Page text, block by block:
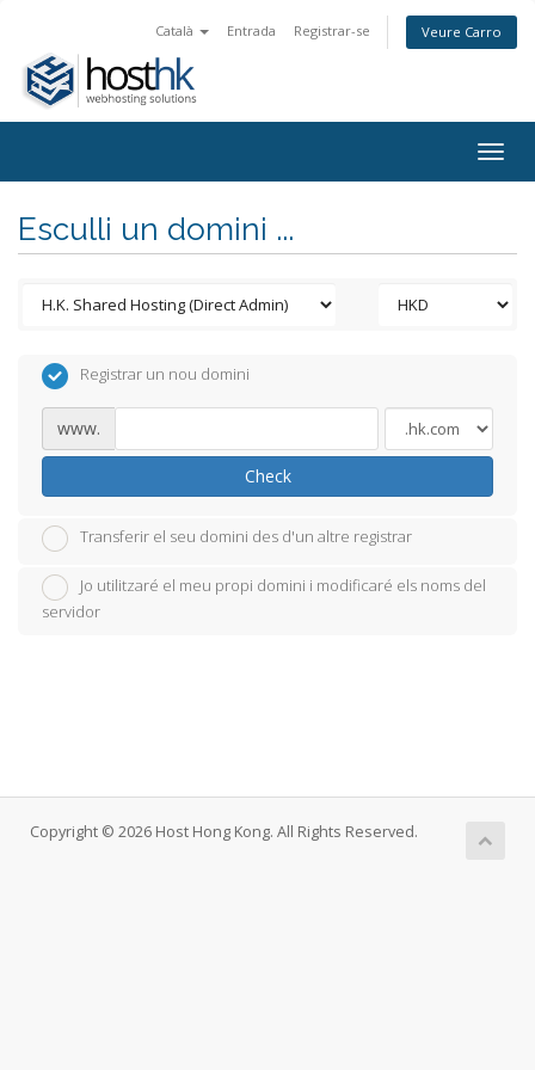
Català Entrada Registrar-se Veure Carro
Esculli un domini ...
Registrar un nou domini
www.
Check
Transferir el seu domini des d'un altre registrar
Jo utilitzaré el meu propi domini i modificaré els noms del
servidor
Copyright © 2026 Host Hong Kong. All Rights Reserved.